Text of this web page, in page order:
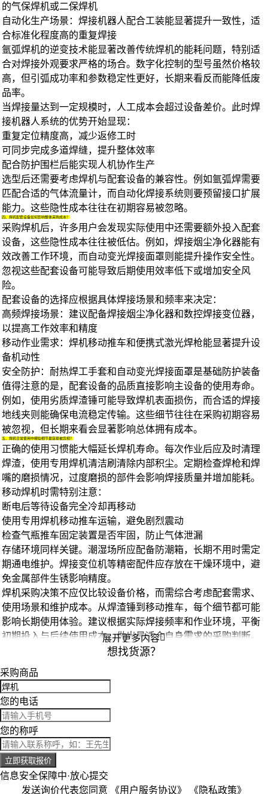
的气保焊机或二保焊机
自动化生产场景： 焊接机器人配合工装能显著提升一致性，适
合标准化程度高的重复焊接
氩弧焊机的逆变技术能显著改善传统焊机的能耗问题，特别适
合对焊接外观要求严格的场合。数字化控制的型号虽然价格较
高，但引弧成功率和参数稳定性更好，长期来看反而能降低废
品率。
当焊接量达到一定规模时，人工成本会超过设备差价。此时焊
接机器人系统的优势开始显现：
重复定位精度高，减少返修工时
可同步完成多道焊缝，提升整体效率
配合防护围栏后能实现人机协作生产
选型后还需要考虑焊机与配套设备的兼容性。例如氩弧焊需要
匹配合适的气体流量计，而自动化焊接系统则要预留接口扩展
能力。这些隐性成本往往在初期容易被忽略。
四、焊机配套设备如何影响整体采购成本？
采购焊机后，许多用户会发现实际使用中还需要额外投入配套
设备，这些隐性成本往往被低估。例如， 焊接烟尘净化器能有
效改善工作环境，而自动变光焊接面罩则能提升操作安全性。
忽视这些配套设备可能导致后期使用效率低下或增加安全风
险。
配套设备的选择应根据具体焊接场景和频率来决定：
高频焊接场景：建议配备焊接烟尘净化器和数控焊接变位器，
以提高工作效率和精度
移动作业需求： 焊机移动推车和便携式激光焊枪能显著提升设
备机动性
安全防护： 耐热焊工手套和自动变光焊接面罩是基础防护装备
值得注意的是，配套设备的品质直接影响主设备的使用寿命。
例如，使用劣质焊渣锤可能导致焊机表面损伤，而合适的焊接
地线夹则能确保电流稳定传输。这些细节往往在采购初期容易
被忽视，但长期来看会显著影响总体拥有成本。
五、焊机日常使用中哪些细节最容易被忽视？
正确的使用习惯能大幅延长焊机寿命。每次作业后应及时清理
焊渣，使用专用焊机清洁刷 清除内部积尘。定期检查焊枪和焊
嘴的磨损情况，过度磨损的部件会影响焊接质量并增加能耗。
移动焊机时需特别注意：
断电后等待设备完全冷却再移动
使用专用焊机移动推车运输，避免剧烈震动
检查气瓶推车固定装置是否牢固，防止气体泄漏
存储环境同样关键。潮湿场所应配备防潮箱，长期不用时需定
期通电维护。 焊接变位机等精密配件应存放在干燥环境中，避
免金属部件生锈影响精度。
焊机采购决策不应仅比较设备价格，而需综合考虑配套需求、
使用场景和维护成本。从焊渣锤到移动推车，每个细节都可能
影响长期使用体验。建议根据实际焊接频率和作业环境，平衡
初期投入与后续使用成本，做出最适合自身需求的采购判断。
展开更多内容
想找货源？
采购商品
您的电话
您的称呼
立即获取报价
信息安全保障中·放心提交
发送询价代表您同意 《用户服务协议》 《隐私政策》